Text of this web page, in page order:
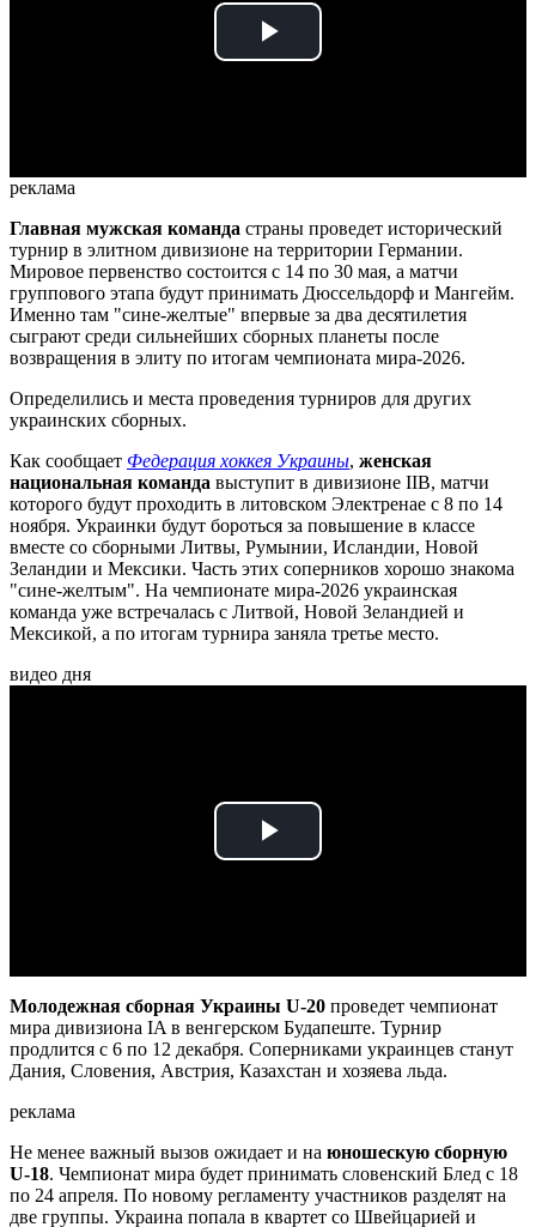
Play
реклама
Главная мужская команда страны проведет исторический
турнир в элитном дивизионе на территории Германии.
Мировое первенство состоится с 14 по 30 мая, а матчи
группового этапа будут принимать Дюссельдорф и Мангейм.
Именно там "сине-желтые" впервые за два десятилетия
сыграют среди сильнейших сборных планеты после
возвращения в элиту по итогам чемпионата мира-2026.
Определились и места проведения турниров для других
украинских сборных.
Как сообщает Федерация хоккея Украины, женская
национальная команда выступит в дивизионе IIB, матчи
которого будут проходить в литовском Электренае с 8 по 14
ноября. Украинки будут бороться за повышение в классе
вместе со сборными Литвы, Румынии, Исландии, Новой
Зеландии и Мексики. Часть этих соперников хорошо знакома
"сине-желтым". На чемпионате мира-2026 украинская
команда уже встречалась с Литвой, Новой Зеландией и
Мексикой, а по итогам турнира заняла третье место.
видео дня
Play
Молодежная сборная Украины U-20 проведет чемпионат
мира дивизиона IA в венгерском Будапеште. Турнир
продлится с 6 по 12 декабря. Соперниками украинцев станут
Дания, Словения, Австрия, Казахстан и хозяева льда.
реклама
Не менее важный вызов ожидает и на юношескую сборную
U-18. Чемпионат мира будет принимать словенский Блед с 18
по 24 апреля. По новому регламенту участников разделят на
две группы. Украина попала в квартет со Швейцарией и